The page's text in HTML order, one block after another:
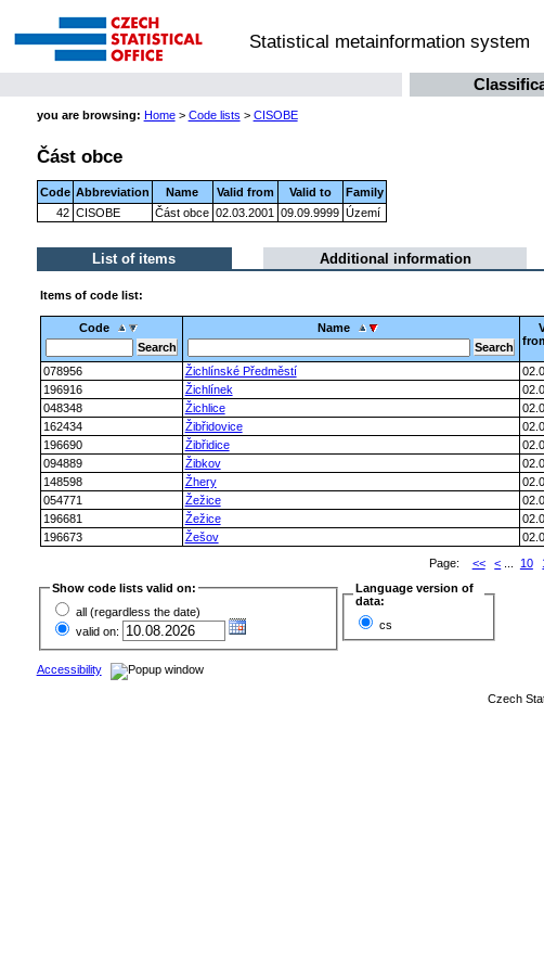
Statistical metainformation system
you are browsing: Home> Code lists > CISOBE
Část obce
Code Abbreviation Name Valid from Valid to
Family
42 CISOBE Část obce 02.03.2001 09.09.9999 Území
List of items Additional information
Items of code list:
Code Name
078956 Žichlínské Předměstí
196916
Žichlínek
048348
Žichlice
162434
Žibřidovice
196690
Žibřidice
094889
Žibkov
148598
Žhery
054771
Žežice
196681
Žežice
196673
Žešov
Page: << < 10
Show code lists valid on:
all (regardless the date)
valid on:
Language version of
data:
cs
Accessibility
Czech